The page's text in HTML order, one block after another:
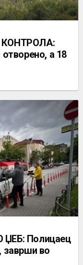
КОНТРОЛА:
a 18
Полицаец
заврши во